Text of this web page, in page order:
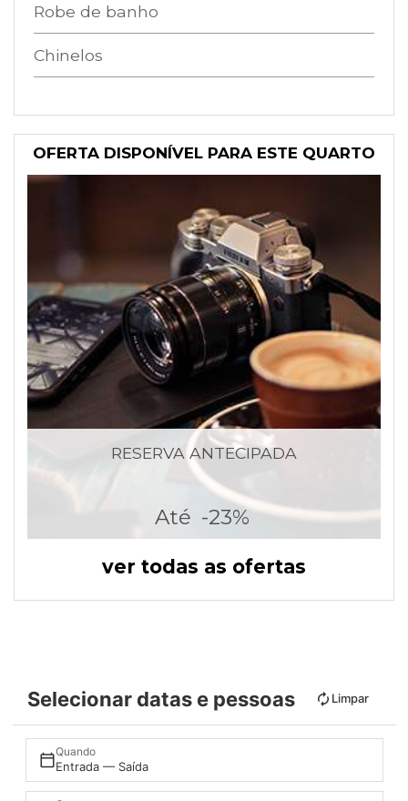
Robe de banho
Chinelos
OFERTA DISPONÍVEL PARA ESTE QUARTO
RESERVA ANTECIPADA
Até -23%
ver todas as ofertas
Selecionar datas e pessoas Limpar
Quando
Entrada — Saída